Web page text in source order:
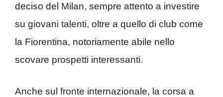
deciso del Milan, sempre attento a investire
su giovani talenti, oltre a quello di club come
la Fiorentina, notoriamente abile nello
scovare prospetti interessanti.
Anche sul fronte internazionale, la corsa a